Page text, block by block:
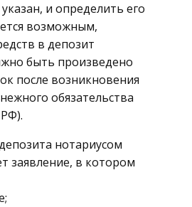
и определить его
возможным,
в депозит
быть произведено
после возникновения
обязательства
нотариусом
заявление, в котором